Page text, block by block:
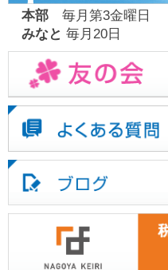
本部毎月第3金曜日
みなと 毎月20日